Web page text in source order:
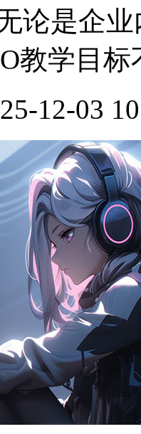
论是企
教学目
12-03